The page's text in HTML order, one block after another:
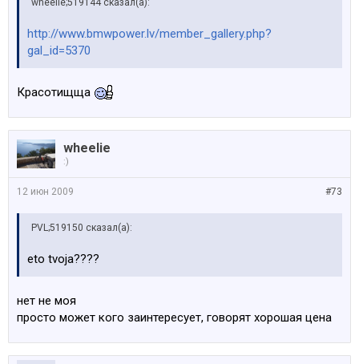
wheelie;519144 сказал(а):
http://www.bmwpower.lv/member_gallery.php?
gal_id=5370
Красотищща
wheelie
:)
#73
12 июн 2009
PVL;519150 сказал(а):
eto tvoja????
нет не моя
просто может кого заинтересует, говорят хорошая цена